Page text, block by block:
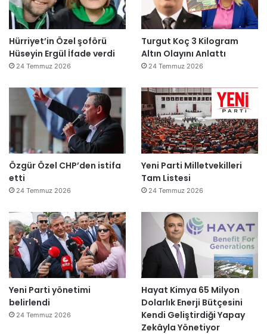
Hürriyet’in Özel şoförü
Hüseyin Ergül İfade verdi
24 Temmuz 2026
Turgut Koç 3 Kilogram
Altın Olayını Anlattı
24 Temmuz 2026
Özgür Özel CHP’den istifa
etti
24 Temmuz 2026
Yeni Parti Milletvekilleri
Tam Listesi
24 Temmuz 2026
Yeni Parti yönetimi
belirlendi
24 Temmuz 2026
Hayat Kimya 65 Milyon
Dolarlık Enerji Bütçesini
Kendi Geliştirdiği Yapay
Zekâyla Yönetiyor